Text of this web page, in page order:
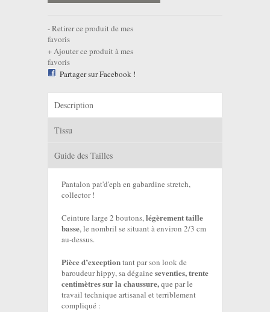
Retirer ce produit de mes
favoris
Ajouter ce produit à mes
favoris
Partager sur Facebook !
Description
Tissu
Guide des Tailles
Pantalon pat'd'eph en gabardine stretch,
collector !
Ceinture large 2 boutons,légèrement taille
basse, le nombril se situant à environ 2/3 cm
au-dessus.
Pièce d’exceptiontant par son look de
baroudeur hippy, sa dégaine seventies, trente
centimètres sur la chaussure,que par le
travail technique artisanal et terriblement
compliqué :